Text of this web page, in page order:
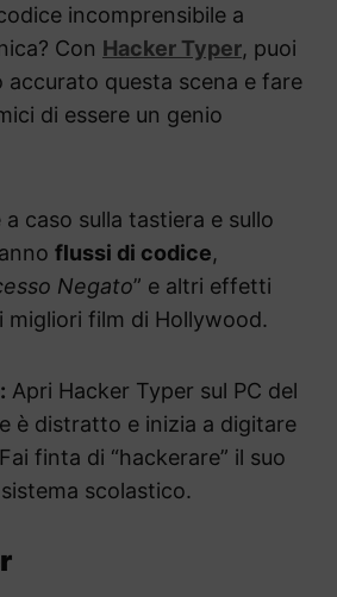
incomprensibile a
Con Hacker Typer, puoi
accurato questa scena e fare
di essere un genio
caso sulla tastiera e sullo
flussi di codice,
Negato” e altri effetti
migliori film di Hollywood.
Apri Hacker Typer sul PC del
è distratto e inizia a digitare
finta di “hackerare” il suo
scolastico.